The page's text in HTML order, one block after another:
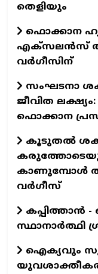
തെളിയും
ഫൊക്കാന
എക്‌സലന്‍സ്
വര്‍ഗീസിന്
സംഘടനാ
ജീവിത ലക്ഷ്യം:
ഫൊക്കാന
കൂടുതൽ
കാണുമ്പോൾ
വർഗീസ്
കപ്പിത്താൻ
സ്ഥാനാർത്ഥി
ഐക്യവും